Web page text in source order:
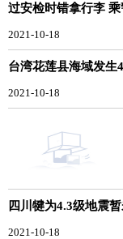
过安检时错拿行李
2021-10-18
台湾花莲县海域发生
2021-10-18
四川犍为4.3级地震
2021-10-18